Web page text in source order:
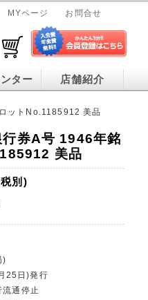
MYページ お問合せ
ター 店舗紹介
ットNo.1185912 美品
券A号 1946年銘
美品
別)
)
25日)発行
通停止